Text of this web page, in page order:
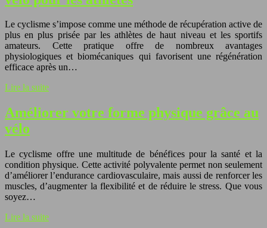
Le cyclisme s’impose comme une méthode de récupération active de
plus en plus prisée par les athlètes de haut niveau et les sportifs
amateurs. Cette pratique offre de nombreux avantages
physiologiques et biomécaniques qui favorisent une régénération
efficace après un…
Lire la suite
Améliorer votre forme physique grâce au
vélo
Le cyclisme offre une multitude de bénéfices pour la santé et la
condition physique. Cette activité polyvalente permet non seulement
d’améliorer l’endurance cardiovasculaire, mais aussi de renforcer les
muscles, d’augmenter la flexibilité et de réduire le stress. Que vous
soyez…
Lire la suite